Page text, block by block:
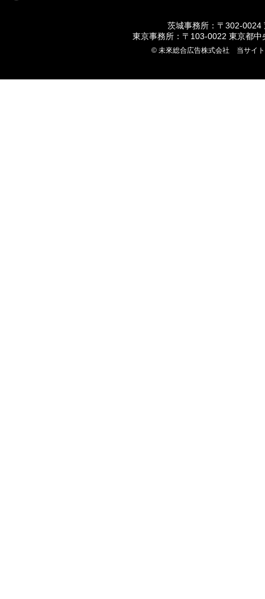
茨城事務所：〒302-0024
東京事務所：〒103-0022 東京都
© 未來総合広告株式会社 当サイ